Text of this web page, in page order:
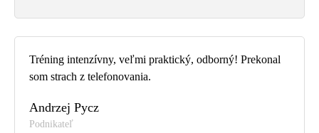
Tréning intenzívny, veľmi praktický, odborný! Prekonal
som strach z telefonovania.
Andrzej Pycz
Podnikateľ